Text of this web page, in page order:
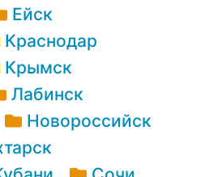
Ейск
Краснодар
Крымск
Лабинск
Новороссийск